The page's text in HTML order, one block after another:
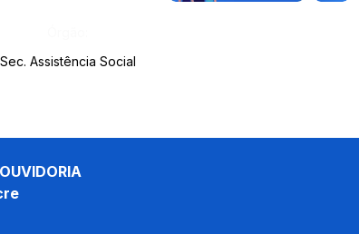
Sec. Assistência Social